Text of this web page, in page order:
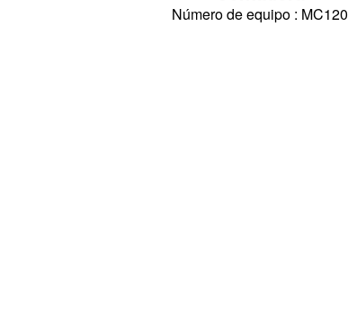
Número de equipo : MC120